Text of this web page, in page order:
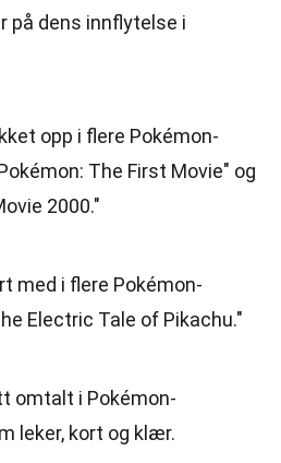
på dens innflytelse i
opp i flere Pokémon-
The First Movie" og
2000."
med i flere Pokémon-
Electric Tale of Pikachu."
omtalt i Pokémon-
leker, kort og klær.